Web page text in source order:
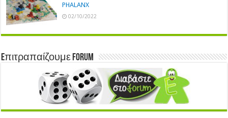
PHALANX
02/10/2022
Eπιτραπαίζουμε Forum